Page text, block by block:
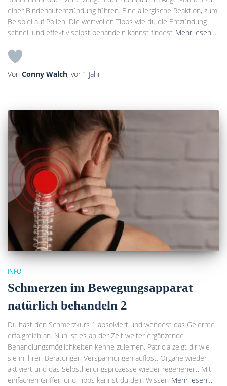
einer Bindehautentzündung führen. Eine allergische Reaktion, zum
Beispiel auf Pollen. Die wertvollen Tipps wie du die Entzündung
schnell und effektiv selbst behandeln kannst findest Mehr lesen…
Von Conny Walch, vor 1 Jahr
INFO
Schmerzen im Bewegungsapparat
natürlich behandeln 2
Du hast den Schmerzkurs 1 absolviert und wendest das Gelernte
erfolgreich an. Nun ist es an der Zeit weiter ergänzende
Behandlungsmöglichkeiten kenne zulernen. Patricia zeigt dir wie
sie in ihren Beratungen Verspannungen auflöst, Organe wieder
aktiviert und das Selbstheilungsprozesse wieder regeneriert. Mit
einfachen Griffen und Tipps kannst du dein Wissen Mehr lesen…